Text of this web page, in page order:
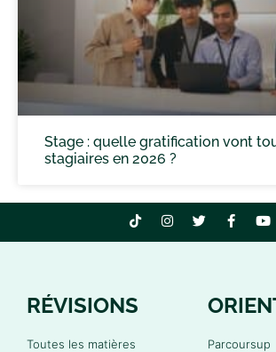
Stage : quelle gratification vont
stagiaires en 2026 ?
RÉVISIONS
Toutes les matières
Parcoursup